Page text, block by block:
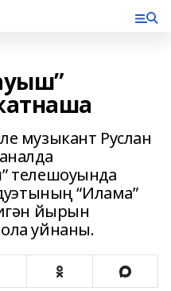
музыкант Руслан
телешоуында
“Илама”
йырын
уйнаны.